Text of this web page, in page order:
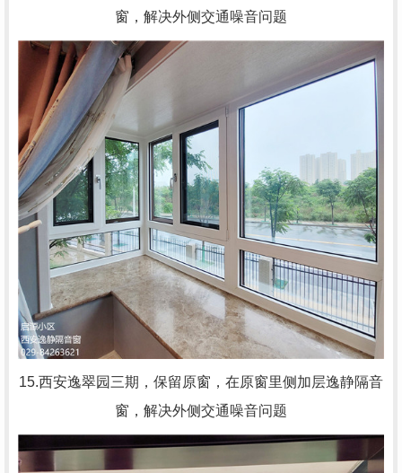
窗，解决外侧交通噪音问题
15.西安逸翠园三期， 保留原窗，在原窗里侧加层逸静隔音
窗，解决外侧交通噪音问题